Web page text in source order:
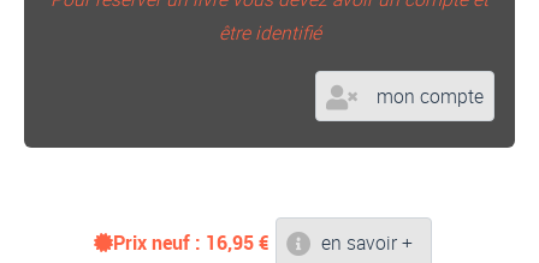
être identifié
mon compte
Prix neuf : 16,95€ en savoir +